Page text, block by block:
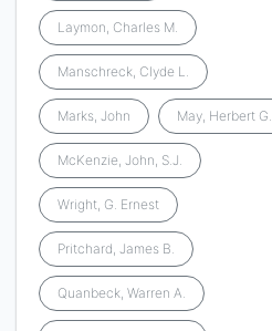
Laymon, Charles M.
Manschreck, Clyde L.
Marks, John May, Herbert G.
McKenzie, John, S.J.
Wright, G. Ernest
Pritchard, James B.
Quanbeck, Warren A.